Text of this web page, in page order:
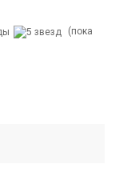
(пока